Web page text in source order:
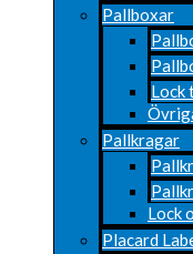
Pallboxar
Lock
Pallkragar
Lock
Placard